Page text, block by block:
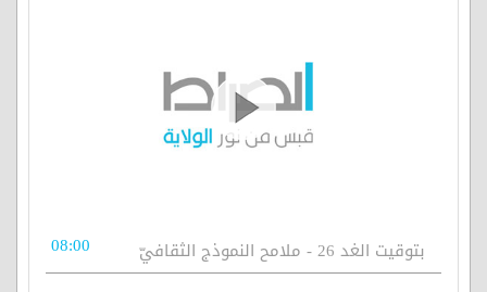
بتوقيت الغد 26 - ملامح النموذج الثقافيّ 08:00